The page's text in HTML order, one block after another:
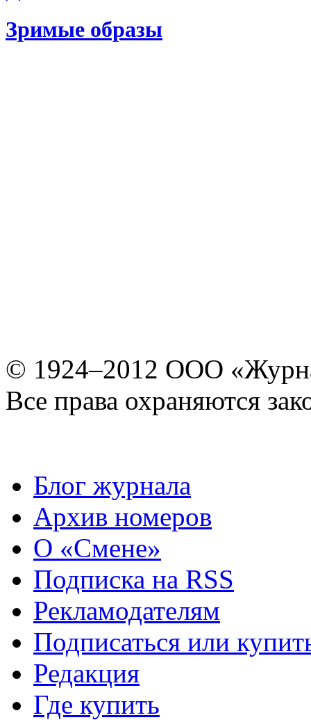
Зримые образы
© 1924–2012 ООО
Все права охраняются
Блог журнала
Архив номеров
О «Смене»
Подписка на RSS
Рекламодателям
Подписаться или
Редакция
Где купить